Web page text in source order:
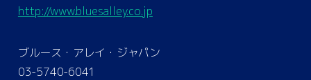
http://www.bluesalley.co.jp
ブルース・アレイ・ジャパン
03-5740-6041